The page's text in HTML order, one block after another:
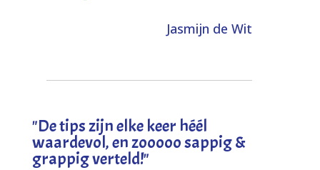
Jasmijn de Wit
"De tips zijn elke keer héél
waardevol, en zooooo sappig &
grappig verteld!"